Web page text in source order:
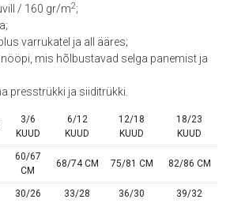
/ 160 gr/m2;
varrukatel ja all ääres;
mis hõlbustavad selga panemist ja
presstrükki ja siiditrükki.
3/6
KUUD
6/12
KUUD
12/18
KUUD
18/23
KUUD
60/67
CM
68/74 CM 75/81 CM 82/86 CM
30/26 33/28 36/30 39/32